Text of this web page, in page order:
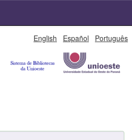
English Español Português